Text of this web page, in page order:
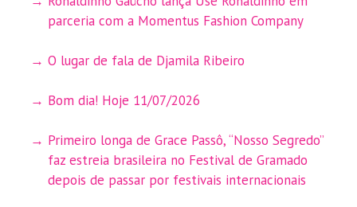
parceria com a Momentus Fashion Company
O lugar de fala de Djamila Ribeiro
Bom dia! Hoje 11/07/2026
Primeiro longa de Grace Passô, “Nosso Segredo”
faz estreia brasileira no Festival de Gramado
depois de passar por festivais internacionais